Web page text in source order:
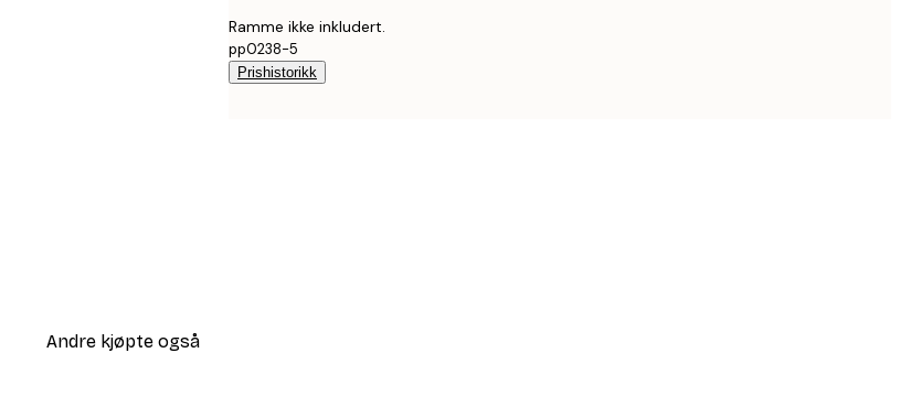
Ramme ikke inkludert.
pp0238-5
Prishistorikk
Andre kjøpte også